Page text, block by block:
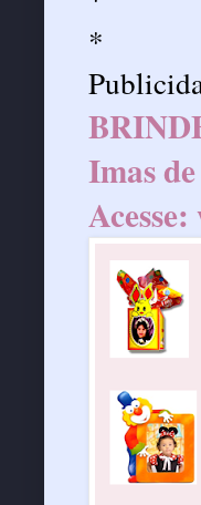
*
Imas
Acesse: